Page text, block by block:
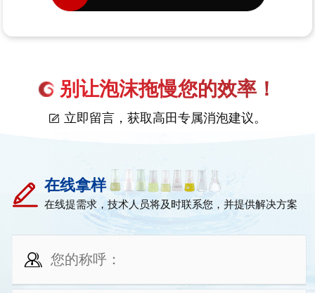
别让泡沫拖慢您的效率！
立即留言，获取高田专属消泡建议。
在线拿样
在线提需求，技术人员将及时联系您，并提供解决方案